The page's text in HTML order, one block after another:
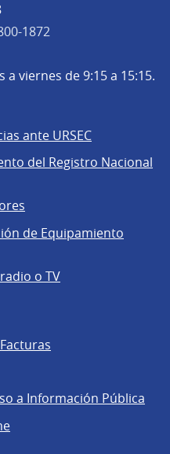
1872
a viernes de 9:15 a 15:15.
ante URSEC
del Registro Nacional
de Equipamiento
o TV
a Información Pública